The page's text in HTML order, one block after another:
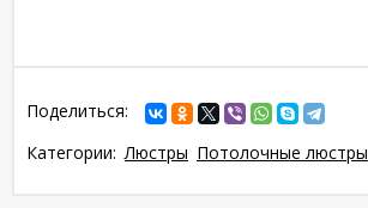
Поделиться:
Категории: Люстры Потолочные люстры